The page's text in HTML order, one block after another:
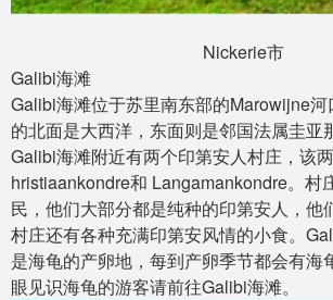
Nickerie市
Galibi海滩
Galibi海滩位于苏里南东部的Marowijne
的北面是大西洋，东面则是邻国法属圭亚
Galibi海滩附近有两个印第安人村庄，该
hristiaankondre和 Langamankondre。村
民，他们大部分都是纯种的印第安人，他
村庄还有各种充满印第安风情的小食。
是海龟的产卵地，每到产卵季节都会有海
眼见识海龟的游客请前往Galibi海滩。